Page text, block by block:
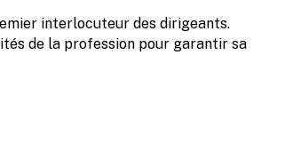
interlocuteur des dirigeants.
de la profession pour garantir sa